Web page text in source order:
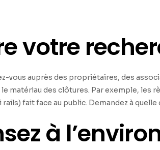
votre
vous auprès des propriétaires, des
matériau des clôtures. Par exemple, les
rails) fait face au public. Demandez à
à